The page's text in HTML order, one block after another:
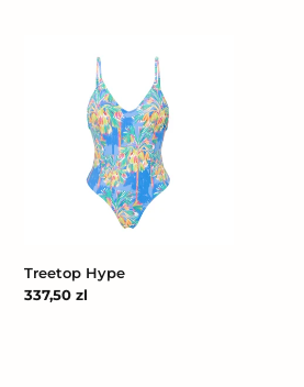
Treetop Hype
Cena
337,50 zl